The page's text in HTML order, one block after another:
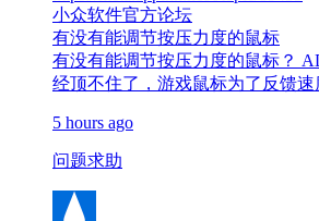
小众软件官方论坛
有没有能调节按压力度的鼠标
有没有能调节按压力度的鼠标？
经顶不住了，游戏鼠标为了反馈速
5 hours ago
问题求助